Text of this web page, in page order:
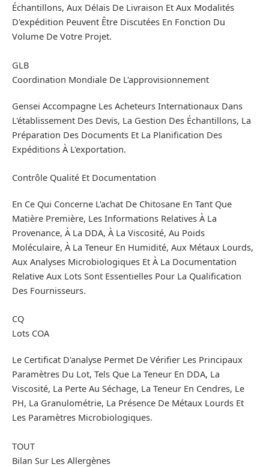
Échantillons, Aux Délais De Livraison Et Aux Modalités
D'expédition Peuvent Être Discutées En Fonction Du
Volume De Votre Projet.
GLB
Coordination Mondiale De L'approvisionnement
Gensei Accompagne Les Acheteurs Internationaux Dans
L'établissement Des Devis, La Gestion Des Échantillons, La
Préparation Des Documents Et La Planification Des
Expéditions À L'exportation.
Contrôle Qualité Et Documentation
En Ce Qui Concerne L'achat De Chitosane En Tant Que
Matière Première, Les Informations Relatives À La
Provenance, À La DDA, À La Viscosité, Au Poids
Moléculaire, À La Teneur En Humidité, Aux Métaux Lourds,
Aux Analyses Microbiologiques Et À La Documentation
Relative Aux Lots Sont Essentielles Pour La Qualification
Des Fournisseurs.
CQ
Lots COA
Le Certificat D'analyse Permet De Vérifier Les Principaux
Paramètres Du Lot, Tels Que La Teneur En DDA, La
Viscosité, La Perte Au Séchage, La Teneur En Cendres, Le
PH, La Granulométrie, La Présence De Métaux Lourds Et
Les Paramètres Microbiologiques.
TOUT
Bilan Sur Les Allergènes